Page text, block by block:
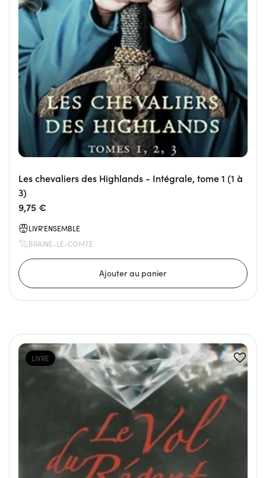
Les chevaliers des Highlands - Intégrale, tome 1 (1 à
3)
9,75 €
LIVR'ENSEMBLE
BRAINE-LE-COMTE
LIVRE